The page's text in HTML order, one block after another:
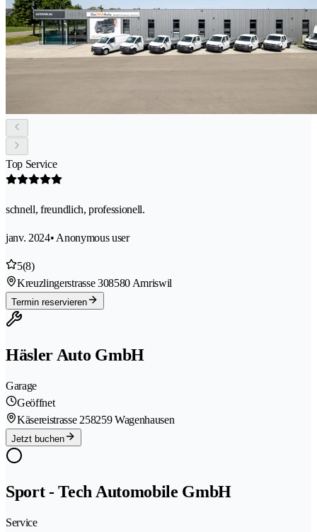
Top Service
schnell, freundlich, professionell.
janv. 2024• Anonymous user
5(8)
Kreuzlingerstrasse 308580 Amriswil
Termin reservieren
Häsler Auto GmbH
Garage
Geöffnet
Käsereistrasse 258259 Wagenhausen
Jetzt buchen
Sport - Tech Automobile GmbH
Service